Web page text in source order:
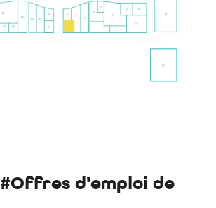
#Offres d'emploi de